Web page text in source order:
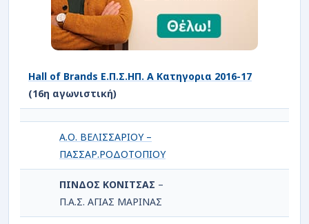
Hall of Brands Ε.Π.Σ.ΗΠ. Α Κατηγορια 2016-17
(16η αγωνιστική)
Α.Ο. ΒΕΛΙΣΣΑΡΙΟΥ –
ΠΑΣΣΑΡ.ΡΟΔΟΤΟΠΙΟΥ
ΠΙΝΔΟΣ ΚΟΝΙΤΣΑΣ –
Π.Α.Σ. ΑΓΙΑΣ ΜΑΡΙΝΑΣ